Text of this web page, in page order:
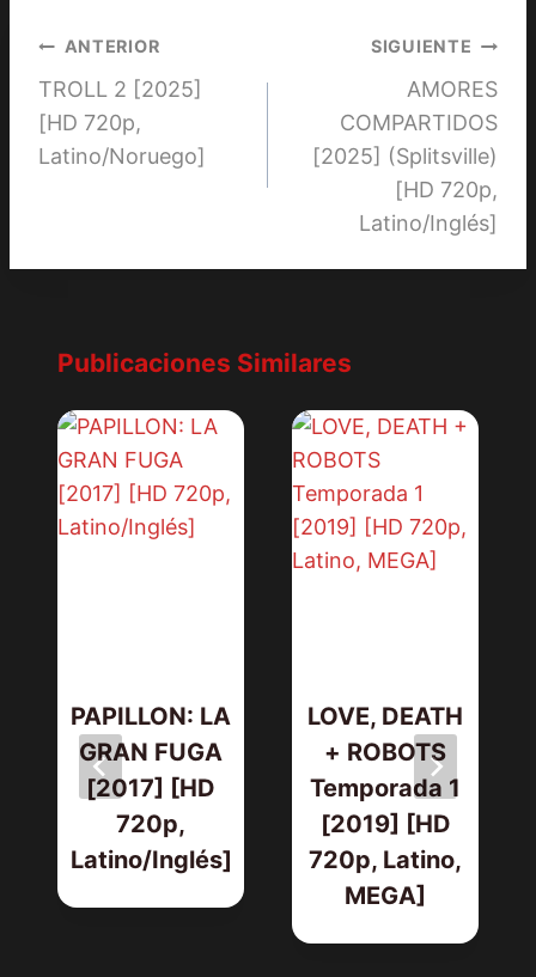
Navegación
de
entradas
ANTERIOR
TROLL 2 [2025]
[HD 720p,
Latino/Noruego]
SIGUIENTE
AMORES
COMPARTIDOS
[2025] (Splitsville)
[HD 720p,
Latino/Inglés]
Publicaciones Similares
PAPILLON: LA
GRAN FUGA
[2017] [HD
720p,
Latino/Inglés]
LOVE, DEATH
+ ROBOTS
Temporada 1
[2019] [HD
720p, Latino,
MEGA]